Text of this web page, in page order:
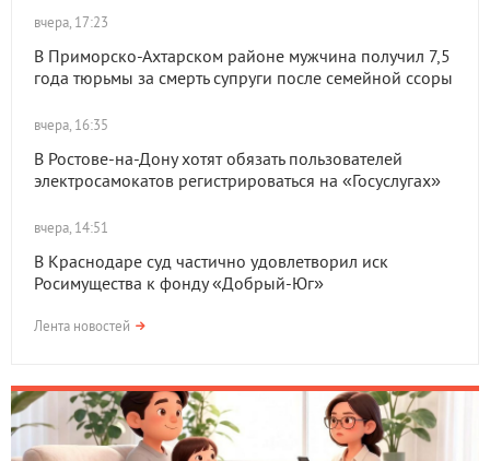
вчера, 17:23
В Приморско-Ахтарском районе мужчина получил 7,5
года тюрьмы за смерть супруги после семейной ссоры
вчера, 16:35
В Ростове-на-Дону хотят обязать пользователей
электросамокатов регистрироваться на «Госуслугах»
вчера, 14:51
В Краснодаре суд частично удовлетворил иск
Росимущества к фонду «Добрый-Юг»
Лента новостей